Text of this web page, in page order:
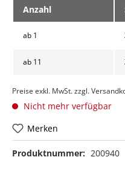
Anzahl
ab 1
ab 11
Preise exkl. MwSt. zzgl.
Nicht mehr verfügbar
Merken
Produktnummer: 200940